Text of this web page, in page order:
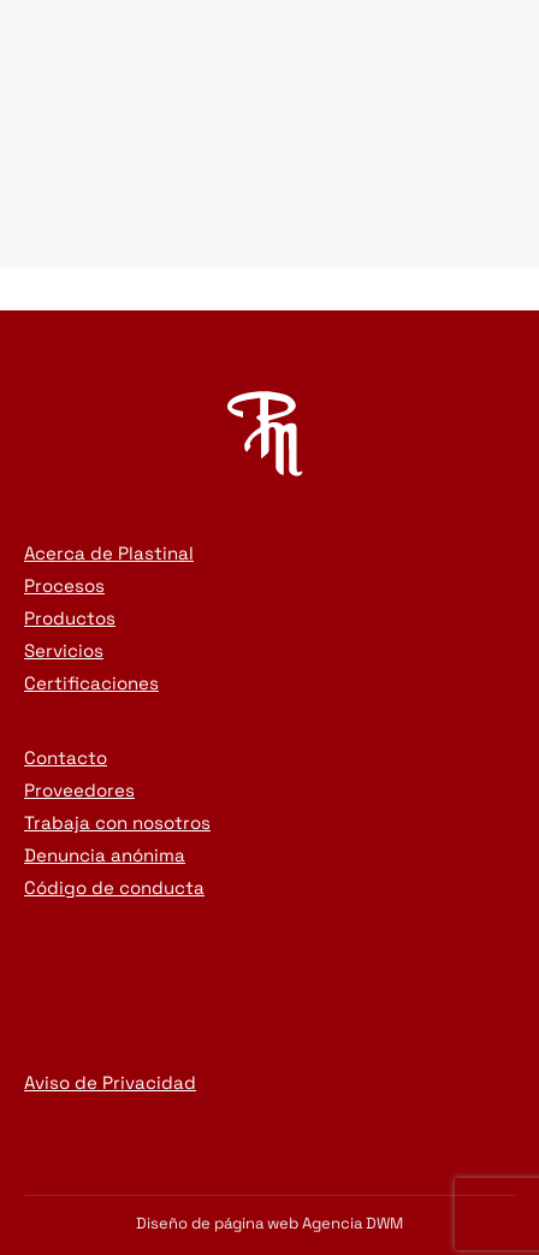
Acerca de Plastinal
Procesos
Productos
Servicios
Certificaciones
Contacto
Proveedores
Trabaja con nosotros
Denuncia anónima
Código de conducta
Aviso de Privacidad
Diseño de página webAgencia DWM